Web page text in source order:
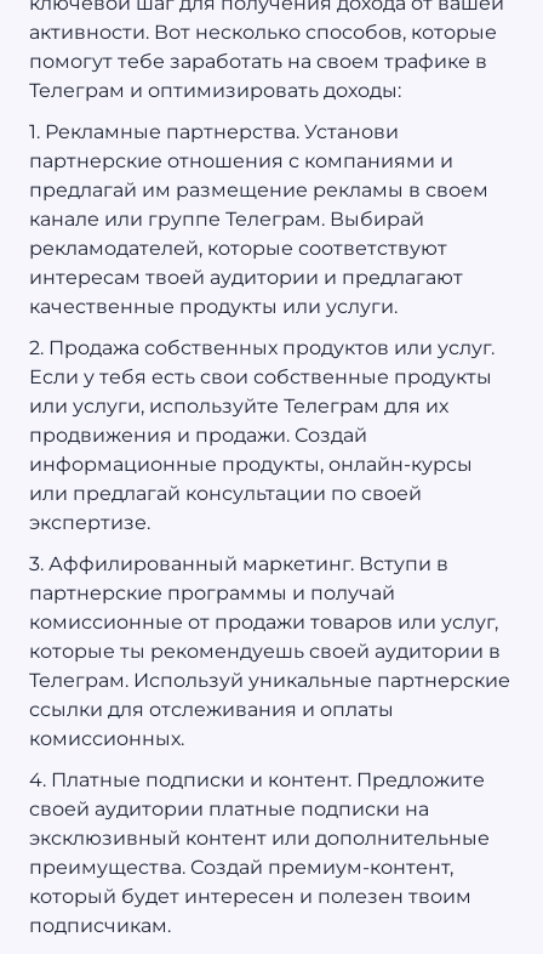
активности. Вот несколько способов, которые
помогут тебе заработать на своем трафике в
Телеграм и оптимизировать доходы:
1. Рекламные партнерства. Установи
партнерские отношения с компаниями и
предлагай им размещение рекламы в своем
канале или группе Телеграм. Выбирай
рекламодателей, которые соответствуют
интересам твоей аудитории и предлагают
качественные продукты или услуги.
2. Продажа собственных продуктов или услуг.
Если у тебя есть свои собственные продукты
или услуги, используйте Телеграм для их
продвижения и продажи. Создай
информационные продукты, онлайн-курсы
или предлагай консультации по своей
экспертизе.
3. Аффилированный маркетинг. Вступи в
партнерские программы и получай
комиссионные от продажи товаров или услуг,
которые ты рекомендуешь своей аудитории в
Телеграм. Используй уникальные партнерские
ссылки для отслеживания и оплаты
комиссионных.
4. Платные подписки и контент. Предложите
своей аудитории платные подписки на
эксклюзивный контент или дополнительные
преимущества. Создай премиум-контент,
который будет интересен и полезен твоим
подписчикам.